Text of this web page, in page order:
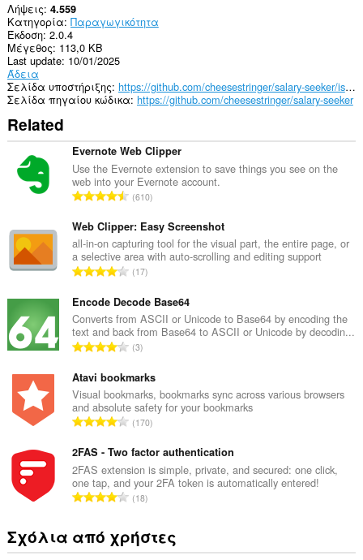
Λήψεις 4.559
Κατηγορία Παραγωγικότητα
Έκδοση 2.0.4
Μέγεθος 113,0 KB
Last update 10/01/2025
Άδεια
Σελίδα υποστήριξης
https://github.com/cheesestringer/salary-seeker/issues
Σελίδα πηγαίου κώδικα https://github.com/cheesestringer/salary-seeker
Related
Evernote Web Clipper
Use the Evernote extension to save things you see on the
web into your Evernote account.
Σ
ν
ο
λ
ο
α
θ
μ
ο
λ
ο
γ
ή
ε
ω
ν
:
610
Web Clipper: Easy Screenshot
all-in-on capturing tool for the visual part, the entire page, or
a selective area with auto-scrolling and editing support
Σ
ν
ο
λ
ο
α
θ
μ
ο
λ
ο
γ
ή
ε
ω
17
Encode Decode Base64
Converts from ASCII or Unicode to Base64 by encoding the
text and back from Base64 to ASCII or Unicode by decodin...
Σ
ν
ο
λ
ο
α
θ
μ
ο
ο
3
Atavi bookmarks
Visual bookmarks, bookmarks sync across various browsers
and absolute safety for your bookmarks
Σ
ν
ο
λ
ο
α
θ
170
2FAS - Two factor authentication
2FAS extension is simple, private, and secured: one click,
one tap, and your 2FA token is automatically entered!
Σ
ο
18
Σχόλια από χρήστες